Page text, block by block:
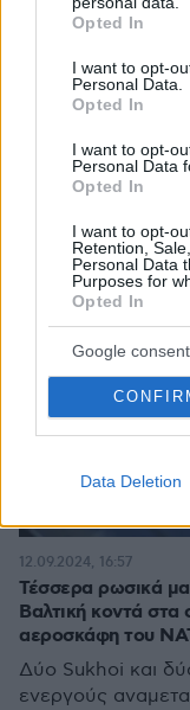
grant or deny
use your data for
consent section.
Opted In
I want to opt-
Personal Data.
Opted In
I want to opt-
Personal Data
Opted In
I want to opt-
Retention,
Personal Data
Purposes for
Opted In
Google
Data Deletion
Τέσσερα ρωσικά
Βαλτική κοντά
αεροσκάφη του
Δύο Sukhoi και
ενεργούς
12.09.2024, 16:57